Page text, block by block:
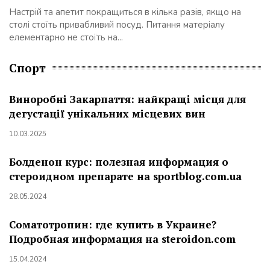
Настрій та апетит покращиться в кілька разів, якщо на
столі стоїть привабливий посуд. Питання матеріалу
елементарно не стоїть на...
Спорт
Виноробні Закарпаття: найкращі місця для
дегустації унікальних місцевих вин
10.03.2025
Болденон курс: полезная информация о
стероидном препарате на sportblog.com.ua
28.05.2024
Соматотропин: где купить в Украине?
Подробная информация на steroidon.com
15.04.2024